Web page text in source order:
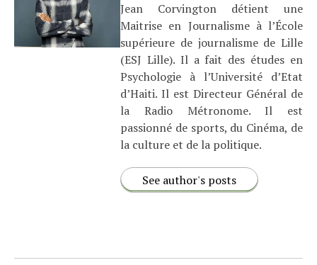
Jean Corvington détient une
Maitrise en Journalisme à l’École
supérieure de journalisme de Lille
(ESJ Lille). Il a fait des études en
Psychologie à l’Université d’Etat
d’Haiti. Il est Directeur Général de
la Radio Métronome. Il est
passionné de sports, du Cinéma, de
la culture et de la politique.
See author's posts